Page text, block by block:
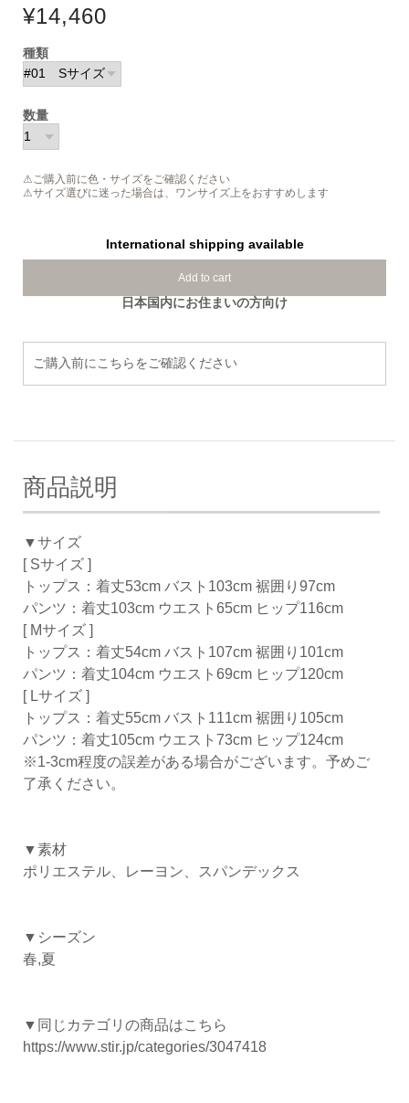
¥14,460
種類
数量
⚠ご購入前に色・サイズをご確認ください
⚠サイズ選びに迷った場合は、ワンサイズ上をおすすめします
International shipping available
Add to cart
日本国内にお住まいの方向け
ご購入前にこちらをご確認ください
商品説明
▼サイズ
[ Sサイズ ]
トップス：着丈53cm バスト103cm 裾囲り97cm
パンツ：着丈103cm ウエスト65cm ヒップ116cm
[ Mサイズ ]
トップス：着丈54cm バスト107cm 裾囲り101cm
パンツ：着丈104cm ウエスト69cm ヒップ120cm
[ Lサイズ ]
トップス：着丈55cm バスト111cm 裾囲り105cm
パンツ：着丈105cm ウエスト73cm ヒップ124cm
※1-3cm程度の誤差がある場合がございます。予めご
了承ください。
▼素材
ポリエステル、レーヨン、スパンデックス
▼シーズン
春,夏
▼同じカテゴリの商品はこちら
https://www.stir.jp/categories/3047418